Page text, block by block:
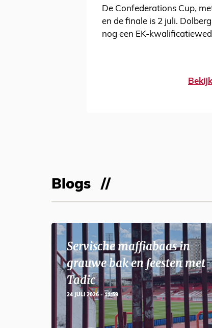
De Confederations Cup,
en de finale is 2 juli.
nog een EK-
Blogs
Servische maffiabaas in
grauwe bak en feesten met
Tadic
24 JULI 2026 - 11:59